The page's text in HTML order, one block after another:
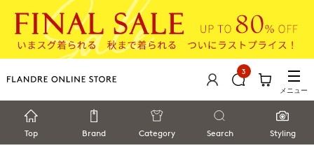
3
メニュー
Top Brand Category Search Styling